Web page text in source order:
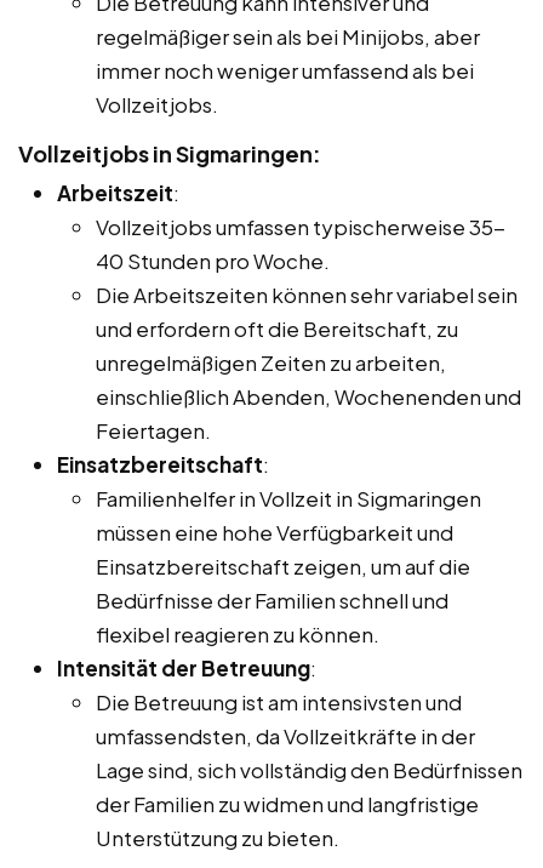
regelmäßiger sein als bei Minijobs, aber
immer noch weniger umfassend als bei
Vollzeitjobs.
Vollzeitjobs in Sigmaringen:
Arbeitszeit:
Vollzeitjobs umfassen typischerweise 35-
40 Stunden pro Woche.
Die Arbeitszeiten können sehr variabel sein
und erfordern oft die Bereitschaft, zu
unregelmäßigen Zeiten zu arbeiten,
einschließlich Abenden, Wochenenden und
Feiertagen.
Einsatzbereitschaft:
Familienhelfer in Vollzeit in Sigmaringen
müssen eine hohe Verfügbarkeit und
Einsatzbereitschaft zeigen, um auf die
Bedürfnisse der Familien schnell und
flexibel reagieren zu können.
Intensität der Betreuung:
Die Betreuung ist am intensivsten und
umfassendsten, da Vollzeitkräfte in der
Lage sind, sich vollständig den Bedürfnissen
der Familien zu widmen und langfristige
Unterstützung zu bieten.